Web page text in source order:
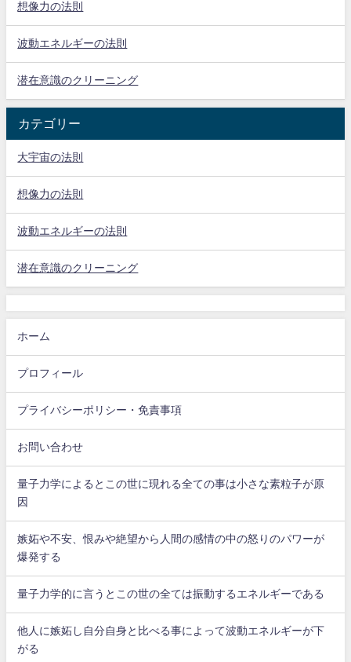
想像力の法則
波動エネルギーの法則
潜在意識のクリーニング
カテゴリー
大宇宙の法則
想像力の法則
波動エネルギーの法則
潜在意識のクリーニング
ホーム
プロフィール
プライバシーポリシー・免責事項
お問い合わせ
量子力学によるとこの世に現れる全ての事は小さな素粒子が原
因
嫉妬や不安、恨みや絶望から人間の感情の中の怒りのパワーが
爆発する
量子力学的に言うとこの世の全ては振動するエネルギーである
他人に嫉妬し自分自身と比べる事によって波動エネルギーが下
がる